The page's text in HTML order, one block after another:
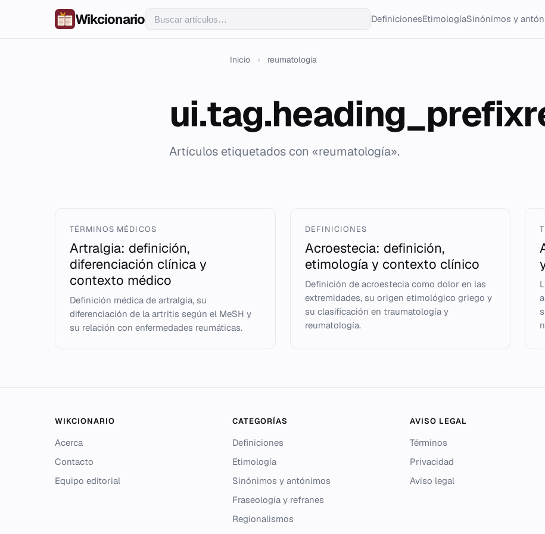
Wikcionario DefinicionesEtimologíaSinónimos y
Inicio › reumatología
Artículos etiquetados con «reumatología».
TÉRMINOS MÉDICOS
Artralgia: definición,
diferenciación clínica y
contexto médico
Definición médica de artralgia, su
diferenciación de la artritis según el MeSH y
su relación con enfermedades reumáticas.
DEFINICIONES
Acroestecia: definición,
etimología y contexto clínico
Definición de acroestecia como dolor en las
extremidades, su origen etimológico griego y
su clasificación en traumatología y
reumatología.
WIKCIONARIO
Acerca
Contacto
Equipo editorial
CATEGORÍAS
Definiciones
Etimología
Sinónimos y antónimos
Fraseología y refranes
Regionalismos
AVISO LEGAL
Términos
Privacidad
Aviso legal